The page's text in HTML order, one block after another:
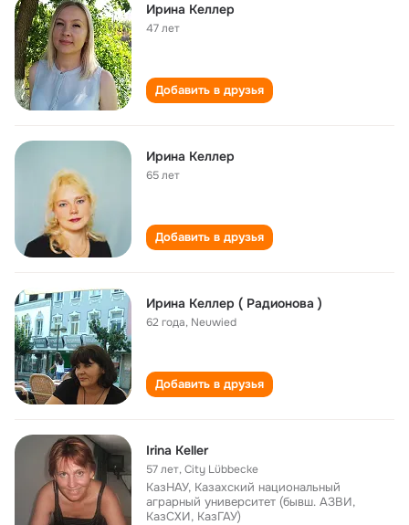
Ирина Келлер
47 лет
Добавить в друзья
Ирина Келлер
65 лет
Добавить в друзья
Ирина Келлер ( Радионова )
62 года, Neuwied
Добавить в друзья
Irina Keller
57 лет,City Lübbecke
КазНАУ, Казахский национальный
аграрный университет (бывш. АЗВИ,
КазСХИ, КазГАУ)